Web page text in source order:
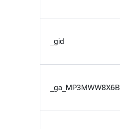
_gid
_ga_MP3MWW8X6B